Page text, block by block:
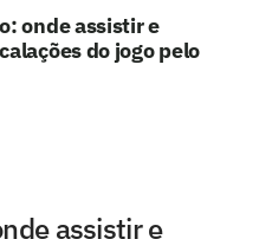
onde assistir e
do jogo pelo
assistir e